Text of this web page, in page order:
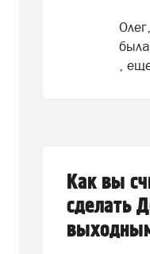
,
Как вы
сделать